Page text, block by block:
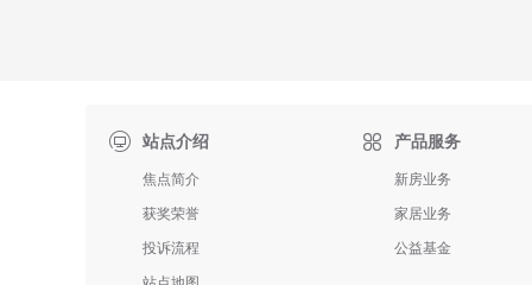
站点介绍
焦点简介
获奖荣誉
投诉流程
 产品服务
新房业务
家居业务
公益基金